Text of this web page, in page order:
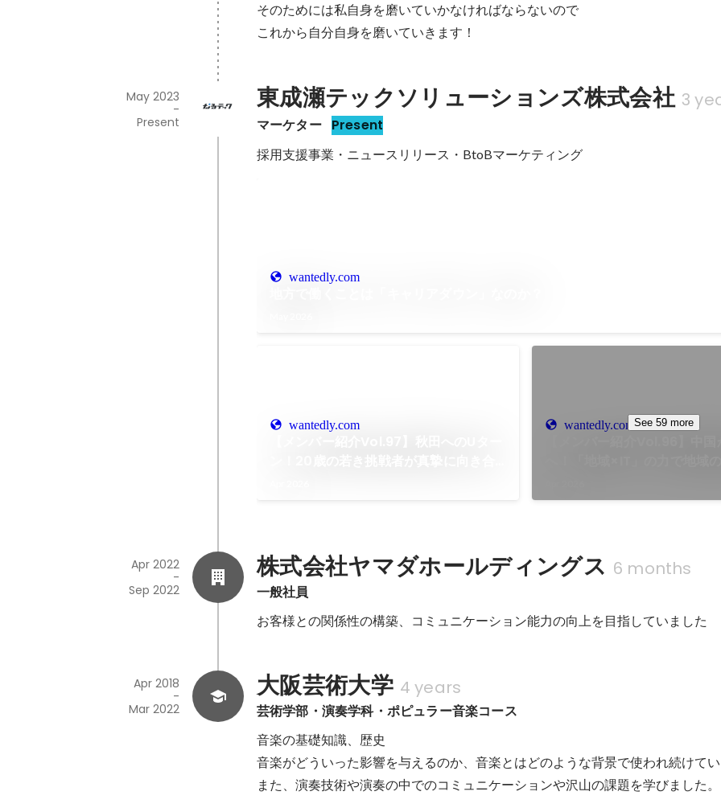
そのためには私自身を磨いていかなければならないので
これから自分自身を磨いていきます！
東成瀬テックソリューションズ株式会社 3
マーケター Present
May 2023
-
Present
採用支援事業・ニュースリリース・BtoBマーケティング
wantedly.com
wantedly.com wantedly.comSee 59 more
株式会社ヤマダホールディングス 6 months
一般社員
Apr 2022
-
Sep 2022
お客様との関係性の構築、コミュニケーション能力の向上を目指していました
大阪芸術大学 4 years
芸術学部・演奏学科・ポピュラー音楽コース
Apr 2018
-
Mar 2022
音楽の基礎知識、歴史
音楽がどういった影響を与えるのか、音楽とはどのような背景で使われ続けて
また、演奏技術や演奏の中でのコミュニケーションや沢山の課題を学びました。